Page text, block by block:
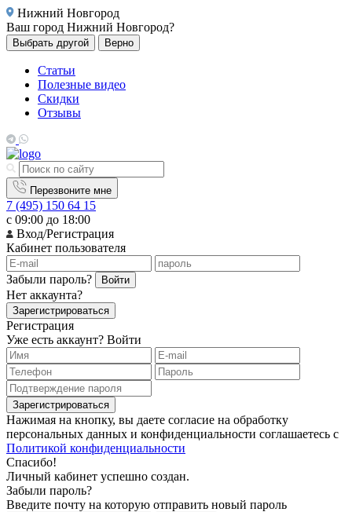
Нижний Новгород
Ваш город Нижний Новгород?
Выбрать другой Верно
Статьи
Полезные видео
Скидки
Отзывы
Перезвоните мне
7 (495) 150 64 15
с 09:00 до 18:00
Вход/Регистрация
Кабинет пользователя
Забыли пароль? Войти
Нет аккаунта?
Зарегистрироваться
Регистрация
Уже есть аккаунт? Войти
Зарегистрироваться
Нажимая на кнопку, вы даете согласие на обработку
персональных данных и конфиденциальности соглашаетесь с
Политикой конфиденциальности
Спасибо!
Личный кабинет успешно создан.
Забыли пароль?
Введите почту на которую отправить новый пароль